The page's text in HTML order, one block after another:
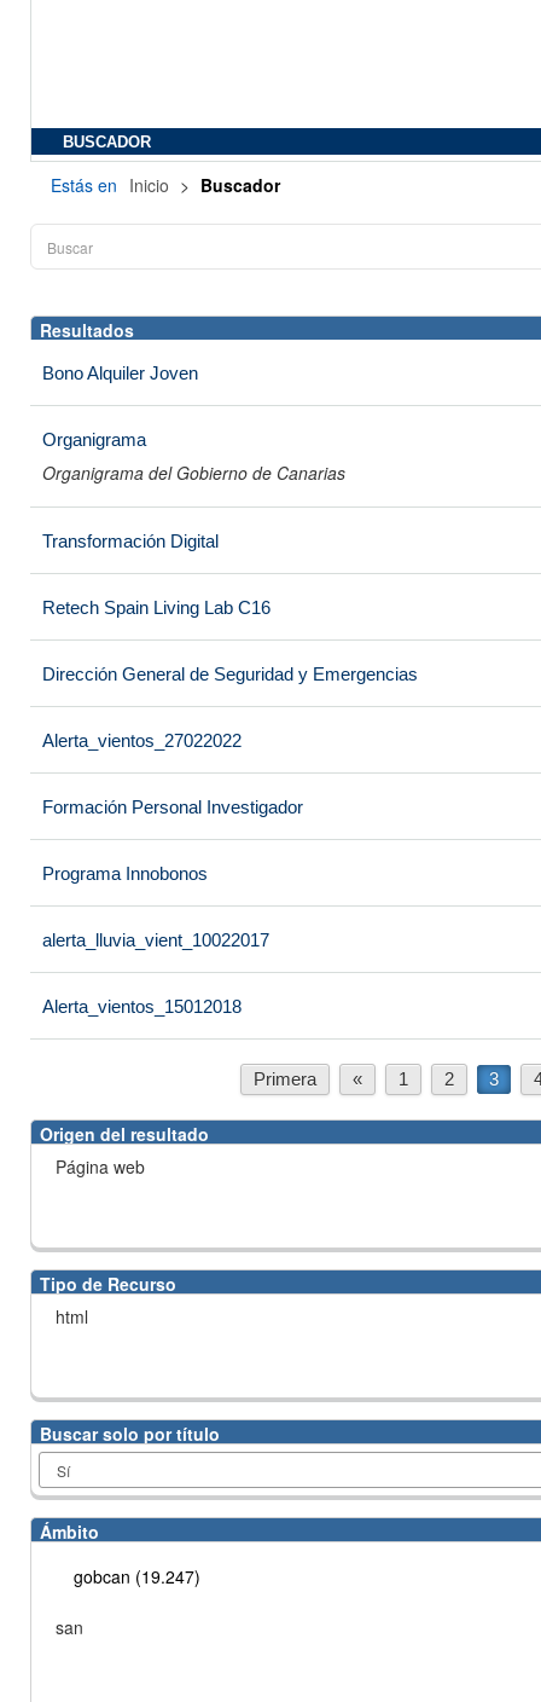
BUSCADOR
Estás en Inicio > Buscador
Resultados
Bono Alquiler Joven
Organigrama
Organigrama del Gobierno de Canarias
Transformación Digital
Retech Spain Living Lab C16
Dirección General de Seguridad y Emergencias
Alerta_vientos_27022022
Formación Personal Investigador
Programa Innobonos
alerta_lluvia_vient_10022017
Alerta_vientos_15012018
Primera « 1 2 3
Origen del resultado
Página web
Tipo de Recurso
html
Buscar solo por título
Ámbito
gobcan (19.247)
san